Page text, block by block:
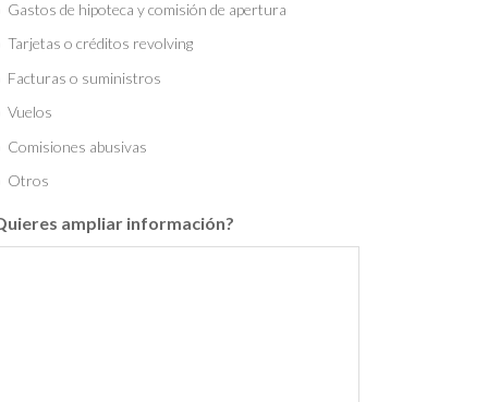
Gastos de hipoteca y comisión de apertura
Tarjetas o créditos revolving
Facturas o suministros
Vuelos
Comisiones abusivas
Otros
ampliar información?